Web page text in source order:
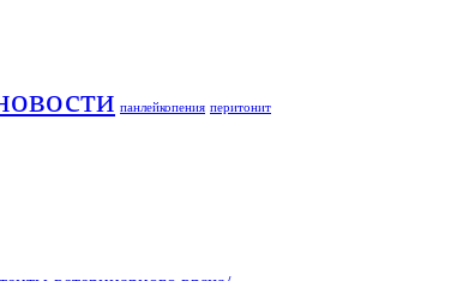
панлейкопения перитонит